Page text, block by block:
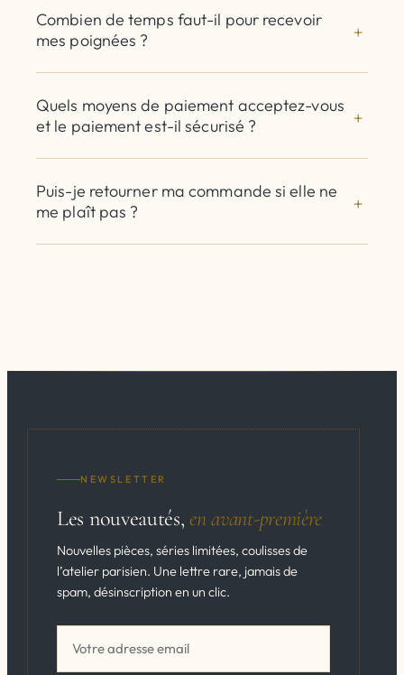
Combien de temps faut-il pour recevoir
mes poignées ?
Quels moyens de paiement acceptez-vous
et le paiement est-il sécurisé ?
Puis-je retourner ma commande si elle ne
me plaît pas ?
NEWSLETTER
Les nouveautés,en avant-première
Nouvelles pièces, séries limitées, coulisses de
l’atelier parisien. Une lettre rare, jamais de
spam, désinscription en un clic.